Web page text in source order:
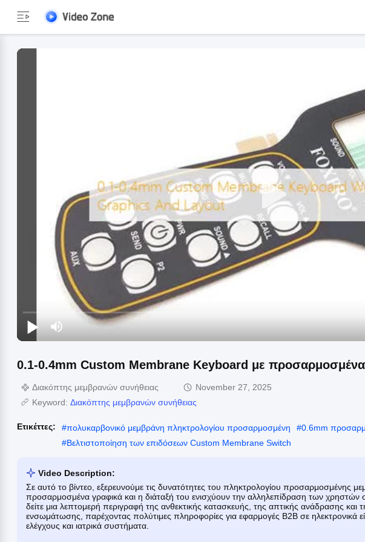
0.1-0.4mm Custom Membrane Keyboard με προσαρμοσμένα
Διακόπτης μεμβρανών συνήθειας
November 27, 2025
Keyword: Διακόπτης μεμβρανών συνήθειας
Ετικέττες: #πολυκαρβονικό μεμβράνη πληκτρολογίου προσαρμοσμένη #0.6mm
#Βελτιστοποίηση των επιδόσεων Custom Membrane Switch
Video Description:
Σε αυτό το βίντεο, εξερευνούμε τις δυνατότητες του πληκτρολογίου προσαρμοσμένης
προσαρμοσμένα γραφικά και η διάταξή του ενισχύουν την αλληλεπίδραση των χρηστών
δείτε μια λεπτομερή περιγραφή της ανθεκτικής κατασκευής, της απτικής ανάδρασης και
ενσωμάτωσης, παρέχοντας πολύτιμες πληροφορίες για εφαρμογές B2B σε ηλεκτρονικά
ελέγχους και ιατρικά συστήματα.